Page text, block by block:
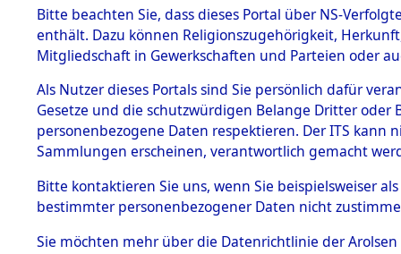
BESTÄNDE
1.
mente
5. Verschiedenes
5.3
Todesmärsche
5.3.1 Alliierte
Erhebungen
zu
Todesmärsch
en
Bitte beachten Sie, dass dieses Portal über NS-
enthält. Dazu können Religionszugehörigkeit,
Mitgliedschaft in Gewerkschaften und Parteien oder
Als Nutzer dieses Portals sind Sie persönlich dafür
Gesetze und die schutzwürdigen Belange Dritter
personenbezogene Daten respektieren. Der ITS
Sammlungen erscheinen, verantwortlich gemacht
Bitte kontaktieren Sie uns, wenn Sie beispielsweiser
bestimmter personenbezogener Daten nicht
Sie möchten mehr über die Datenrichtlinie der Arolsen